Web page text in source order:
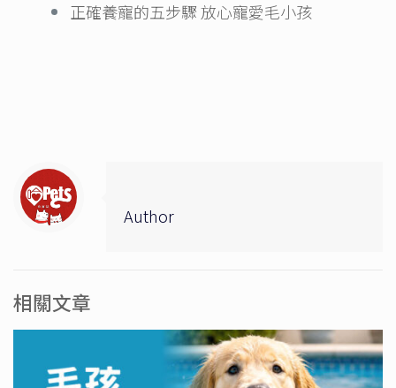
正確養寵的五步驟 放心寵愛毛小孩
Author
相關文章